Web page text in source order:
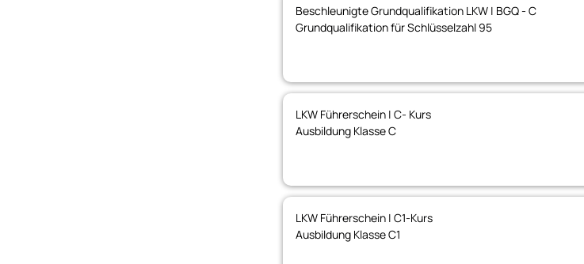
Beschleunigte Grundqualifikation LKW | BGQ - C
Grundqualifikation für Schlüsselzahl 95
LKW Führerschein | C- Kurs
Ausbildung Klasse C
LKW Führerschein | C1-Kurs
Ausbildung Klasse C1